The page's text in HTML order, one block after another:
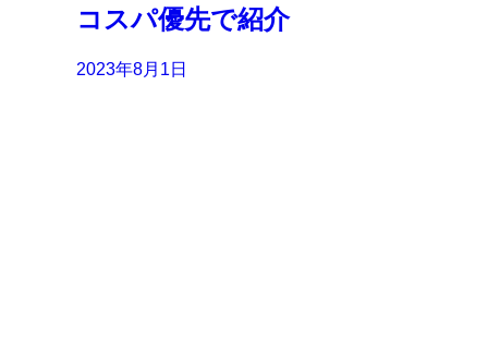
コスパ優先で紹介
2023年8月1日